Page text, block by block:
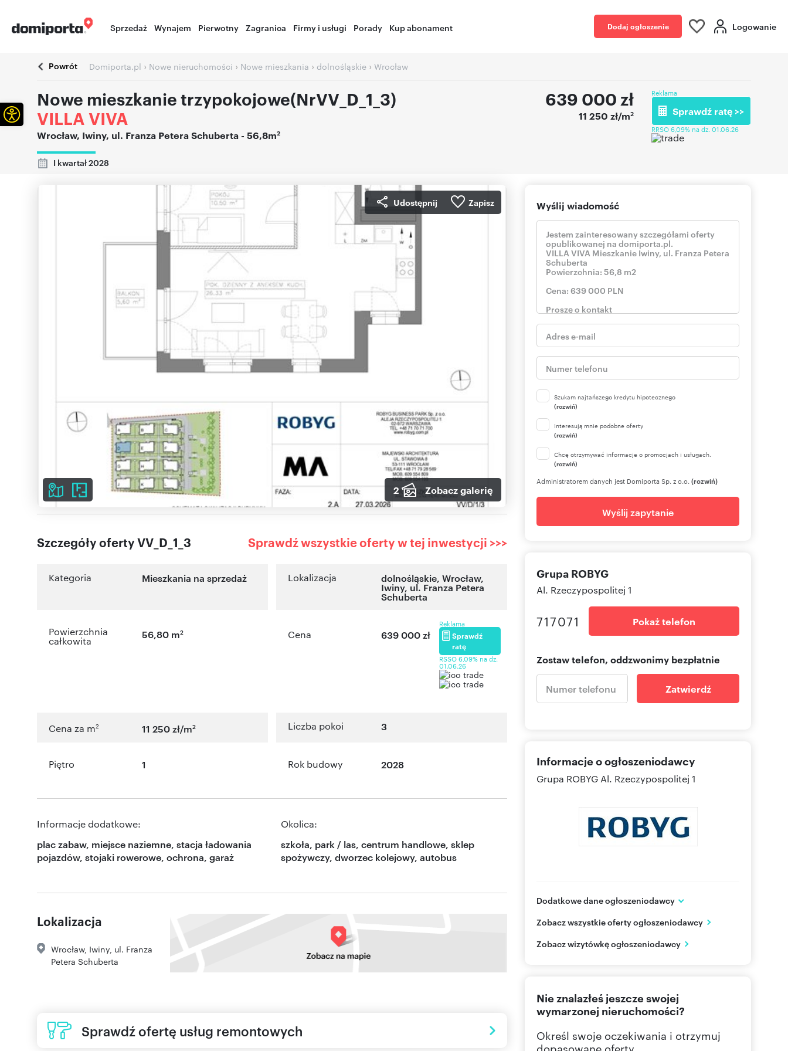
Sprzedaż Wynajem Pierwotny Zagranica Firmy i usługi Porady Kup abonament Dodaj ogłoszenie Logowanie
Powrót Domiporta.pl › Nowe nieruchomości › Nowe mieszkania › dolnośląskie › Wrocław
Nowe mieszkanie trzypokojowe(NrVV_D_1_3)
VILLA VIVA
Wrocław, Iwiny, ul. Franza Petera Schuberta - 56,8m2
I kwartał 2028
639 000 zł
11 250 zł/m2
Reklama
Sprawdź ratę >>
RRSO 6,09% na dz. 01.06.26
Udostępnij Zapisz
2 Zobacz galerię
Szczegóły oferty VV_D_1_3 Sprawdź wszystkie oferty w tej inwestycji >>>
Kategoria Mieszkania na sprzedaż Lokalizacja dolnośląskie,Wrocław,
Iwiny, ul. Franza Petera
Schuberta
Powierzchnia
całkowita
56,80 m2 Cena 639 000 zł
Reklama
Sprawdź
ratę
RSSO 6,09% na dz.
01.06.26
Cena za m2 11 250 zł/m2 Liczba pokoi 3
Piętro 1 Rok budowy 2028
Informacje dodatkowe:
plac zabaw, miejsce naziemne, stacja ładowania
pojazdów, stojaki rowerowe, ochrona, garaż
Okolica:
szkoła, park / las, centrum handlowe, sklep
spożywczy, dworzec kolejowy, autobus
Lokalizacja
Wrocław, Iwiny ul. Franza
Petera Schuberta
Sprawdź ofertę usług remontowych
Wyślij wiadomość
Szukam najtańszego kredytu hipotecznego
(rozwiń)
Interesują mnie podobne oferty
(rozwiń)
Chcę otrzymywać informacje o promocjach i usługach.
(rozwiń)
Administratorem danych jest Domiporta Sp. z o.o. (rozwiń)
Wyślij zapytanie
Grupa ROBYG
Al. Rzeczypospolitej 1
717071 Pokaż telefon
Zostaw telefon, oddzwonimy bezpłatnie
Zatwierdź
Informacje o ogłoszeniodawcy
Grupa ROBYGAl. Rzeczypospolitej 1
Dodatkowe dane ogłoszeniodawcy
Al. Rzeczypospolitej 1
mazowieckie
(22) 4 Pokaż fax
Zobacz wszystkie oferty ogłoszeniodawcy
Zobacz wizytówkę ogłoszeniodawcy
Nie znalazłeś jeszcze swojej
wymarzonej nieruchomości?
Określ swoje oczekiwania i otrzymuj
dopasowane oferty
Otwórz pasek narzędzi